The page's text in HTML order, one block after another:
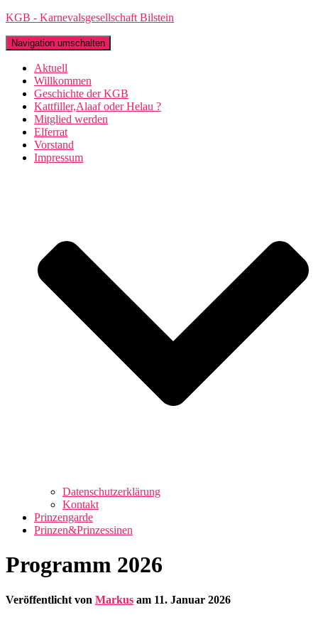
KGB - Karnevalsgesellschaft Bilstein
Navigation umschalten
Aktuell
Willkommen
Geschichte der KGB
Kattfiller,Alaaf oder Helau ?
Mitglied werden
Elferrat
Vorstand
Impressum
Datenschutzerklärung
Kontakt
Prinzengarde
Prinzen&Prinzessinen
Programm 2026
Veröffentlicht von Markus am 11. Januar 2026